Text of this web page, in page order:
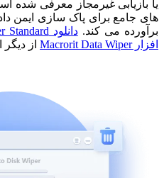
یا بازیابی غیرمجاز معرفی شده
های جامع برای پاک سازی ایمن
برآورده می کند.دانلود BitRaser File Eraser Standard
افزار Macrorit Data Wiper
از